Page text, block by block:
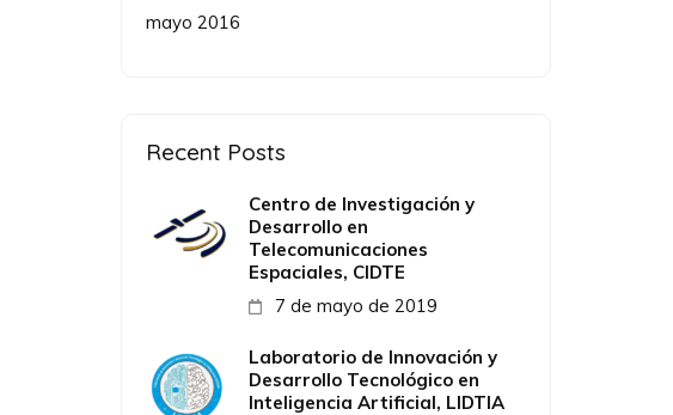
mayo 2016
Recent Posts
Centro de Investigación y
Desarrollo en
Telecomunicaciones
Espaciales, CIDTE
7 de mayo de 2019
Laboratorio de Innovación y
Desarrollo Tecnológico en
Inteligencia Artificial, LIDTIA